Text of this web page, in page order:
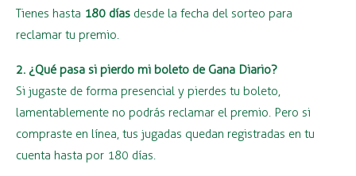
Tienes hasta 180 días desde la fecha del sorteo para
reclamar tu premio.
2. ¿Qué pasa si pierdo mi boleto de Gana Diario?
Si jugaste de forma presencial y pierdes tu boleto,
lamentablemente no podrás reclamar el premio. Pero si
compraste en línea, tus jugadas quedan registradas en tu
cuenta hasta por 180 días.